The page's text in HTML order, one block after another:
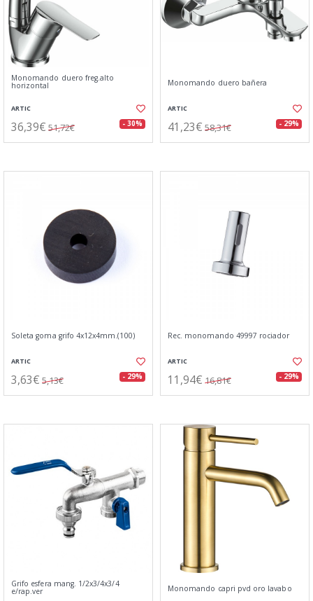
Monomando duero freg.alto
horizontal
ARTIC
36,39€ 51,72€ - 30%
Monomando duero bañera
ARTIC
41,23€ 58,31€ - 29%
Soleta goma grifo 4x12x4mm.(100)
ARTIC
3,63€ 5,13€ - 29%
Rec. monomando 49997 rociador
ARTIC
11,94€ 16,81€ - 29%
Grifo esfera mang. 1/2x3/4x3/4
e/rap.ver Monomando capri pvd oro lavabo